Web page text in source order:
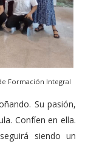
Formación Integral
Su pasión,
Confíen en ella.
siendo un